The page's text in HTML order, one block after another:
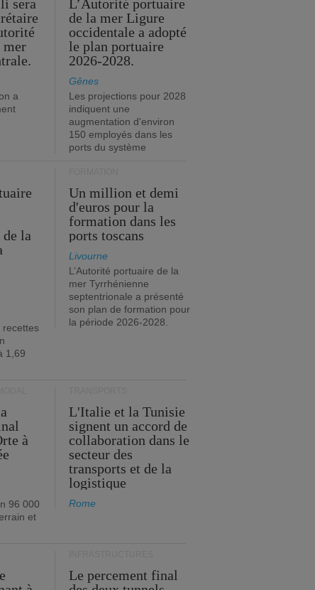
sera
mer
a
L’Autorité portuaire
de la mer Ligure
occidentale a adopté
le plan portuaire
2026-2028.
Gênes
Les projections pour 2028
indiquent une
augmentation d'environ
150 employés dans les
ports du système
la
recettes
1,69
Un million et demi
d'euros pour la
formation dans les
ports toscans
Livourne
L’Autorité portuaire de la
mer Tyrrhénienne
septentrionale a présenté
son plan de formation pour
la période 2026-2028.
à
96 000
et
L'Italie et la Tunisie
signent un accord de
collaboration dans le
secteur des
transports et de la
logistique
Rome
Le percement final